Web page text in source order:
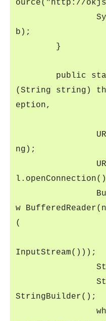
ource("http://
b);
}
public
(String string)
eption,
ng);
w
(
InputStream()));
StringBuilder();